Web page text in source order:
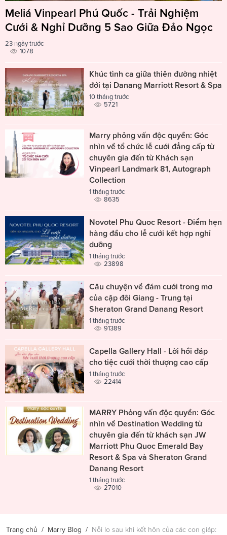
Meliá Vinpearl Phú Quốc - Trải Nghiệm
Cưới & Nghỉ Dưỡng 5 Sao Giữa Đảo Ngọc
23 ngày trước
1078
Khúc tình ca giữa thiên đường nhiệt
đới tại Danang Marriott Resort & Spa
10 tháng trước
5721
Marry phỏng vấn độc quyền: Góc
nhìn về tổ chức lễ cưới đẳng cấp từ
chuyên gia đến từ Khách sạn
Vinpearl Landmark 81, Autograph
Collection
1 tháng trước
8635
Novotel Phu Quoc Resort - Điểm hẹn
hàng đầu cho lễ cưới kết hợp nghỉ
dưỡng
1 tháng trước
23898
Câu chuyện về đám cưới trong mơ
của cặp đôi Giang - Trung tại
Sheraton Grand Danang Resort
1 tháng trước
91389
Capella Gallery Hall - Lời hồi đáp
cho tiệc cưới thời thượng cao cấp
1 tháng trước
22414
MARRY Phỏng vấn độc quyền: Góc
nhìn về Destination Wedding từ
chuyên gia đến từ khách sạn JW
Marriott Phu Quoc Emerald Bay
Resort & Spa và Sheraton Grand
Danang Resort
1 tháng trước
27010
Trang chủ / Marry Blog / Nỗi lo sau khi kết hôn của các con giáp: